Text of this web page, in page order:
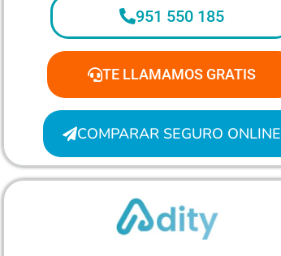
951 550 185
TE LLAMAMOS GRATIS
COMPARAR SEGURO ONLINE